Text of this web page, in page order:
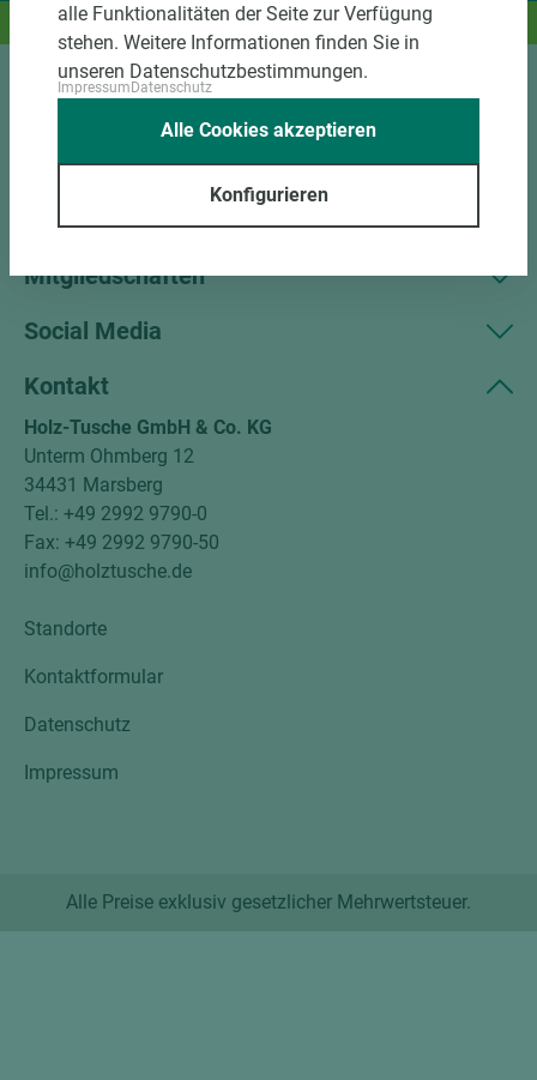
Und das passende Holz dazu.
Kundenservice
Unternehmen
Mitgliedschaften
Social Media
Kontakt
Holz-Tusche GmbH & Co. KG
Unterm Ohmberg 12
34431 Marsberg
Tel.: +49 2992 9790-0
Fax: +49 2992 9790-50
info@holztusche.de
Standorte
Kontaktformular
Datenschutz
Impressum
Alle Preise exklusiv gesetzlicher Mehrwertsteuer.
alle Funktionalitäten der Seite zur Verfügung
stehen. Weitere Informationen finden Sie in
unseren Datenschutzbestimmungen.
ImpressumDatenschutz
Konfigurieren
Alle Cookies akzeptieren